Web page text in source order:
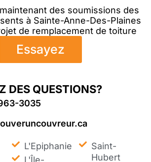
des soumissions des
à Sainte-Anne-Des-Plaines
de remplacement de toiture
Essayez
DES QUESTIONS?
3035
L'Epiphanie
L'Île-
Saint-
Hubert